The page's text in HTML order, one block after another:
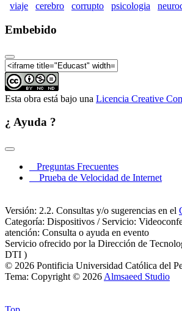
Viaje al Cerebro Corrupto.
viaje cerebro corrupto psicologia
Embebido
Esta obra está bajo una Licencia Creative
¿ Ayuda ?
Preguntas Frecuentes
Prueba de Velocidad de Internet
Versión: 2.2. Consultas y/o sugerencias en el
Categoría: Dispositivos / Servicio:
atención: Consulta o ayuda en evento
Servicio ofrecido por la Dirección de
DTI )
© 2026 Pontificia Universidad Católica del
Tema: Copyright © 2026 Almsaeed Studio